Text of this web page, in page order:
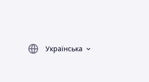
Українська